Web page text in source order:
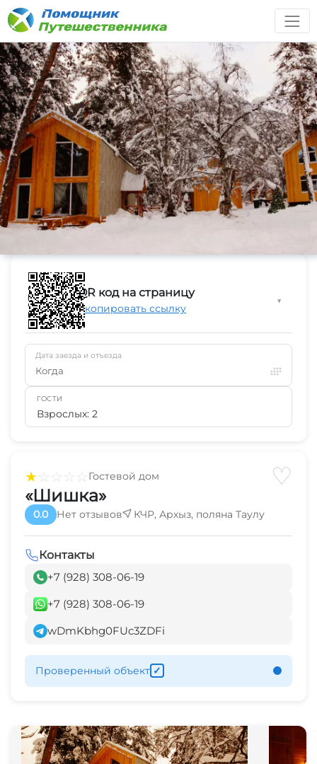
★☆☆☆☆Гостевой дом ♡
«Шишка»
0.0 Нет отзывов КЧР, Архыз, поляна Таулу
Контакты
+7 (928) 308-06-19
+7 (928) 308-06-19
wDmKbhg0FUc3ZDFi
Проверенный объект ✓
QR код на страницу
Скопировать ссылку
▼
Дата заезда и отъезда
Когда
ГОСТИ
Взрослых: 2